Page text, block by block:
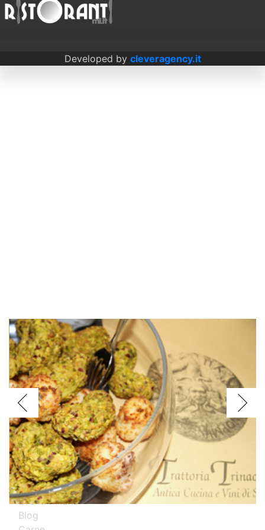
Argentini Brasiliani Cinesi
Giapponesi Spagnoli Thailandesi
Calabresi Campani Emiliani Liguri
Milanesi Piemontesi Pugliesi Romani
Toscani
Prova i nostri migliori ristoranti specializzati
Eventi Milano
Blog
Developed by cleveragency.it